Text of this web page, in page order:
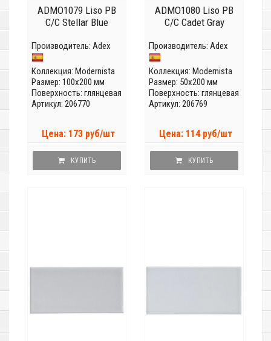
ADMO1079 Liso PB
C/C Stellar Blue
Производитель: Adex
Коллекция: Modernista
Размер: 100x200 мм
Поверхность: глянцевая
Артикул: 206770
Цена: 173 руб/шт
КУПИТЬ
ADMO1080 Liso PB
C/C Cadet Gray
Производитель: Adex
Коллекция: Modernista
Размер: 50x200 мм
Поверхность: глянцевая
Артикул: 206769
Цена: 114 руб/шт
КУПИТЬ